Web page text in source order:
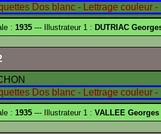
: 1935 --- Illustrateur 1 : DUTRIAC
: 1935 --- Illustrateur 1 : VALLEE Georges